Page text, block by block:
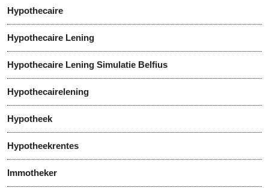
Hypothecaire
Hypothecaire Lening
Hypothecaire Lening Simulatie Belfius
Hypothecairelening
Hypotheek
Hypotheekrentes
Immotheker